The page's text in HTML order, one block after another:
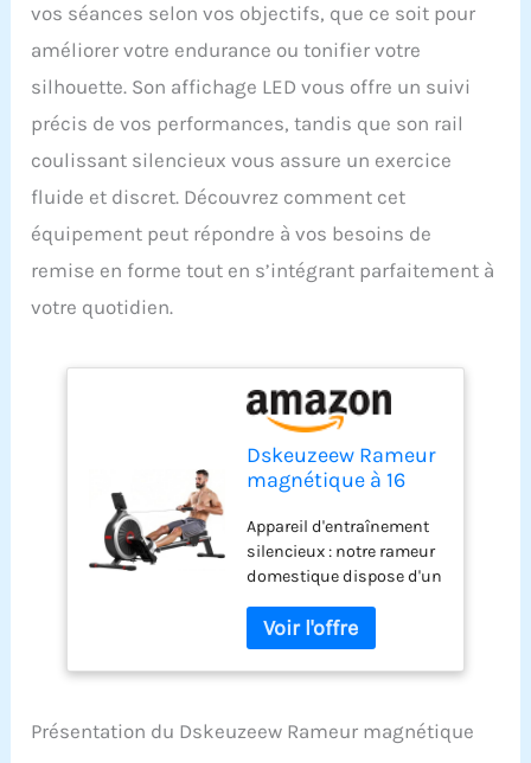
vos séances selon vos objectifs, que ce soit pour
améliorer votre endurance ou tonifier votre
silhouette. Son affichage LED vous offre un suivi
précis de vos performances, tandis que son rail
coulissant silencieux vous assure un exercice
fluide et discret. Découvrez comment cet
équipement peut répondre à vos besoins de
remise en forme tout en s’intégrant parfaitement à
votre quotidien.
Dskeuzeew Rameur
magnétique à 16
Affichage LED, Rail
Coulissant
Silencieux pour la
Maison, la Salle de
Gym, l'équipement
d'entraînement
d'intérieur (Noir)
Appareil d'entraînement
silencieux : notre rameur
domestique dispose d'un
magnétique
spécialement conçu qui
permet un entraînement
et génère moins de 20
Présentation du Dskeuzeew Rameur magnétique